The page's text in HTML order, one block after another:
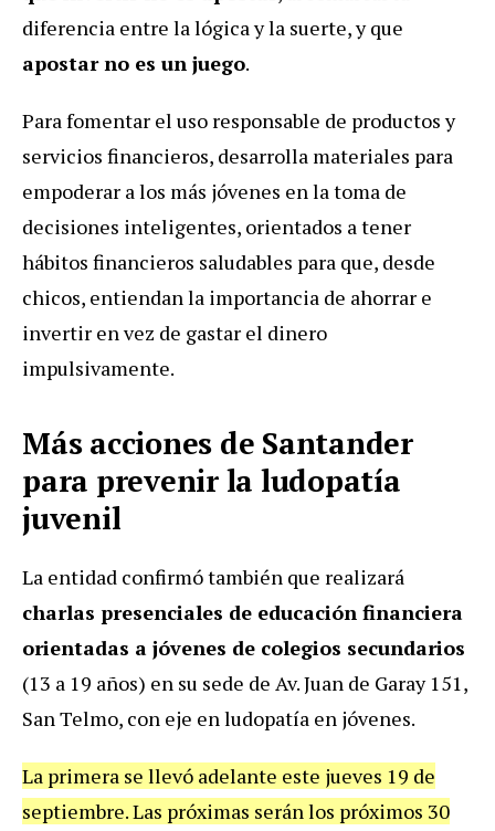
diferencia entre la lógica y la suerte, y que
apostar no es un juego.
Para fomentar el uso responsable de productos y
servicios financieros, desarrolla materiales para
empoderar a los más jóvenes en la toma de
decisiones inteligentes, orientados a tener
hábitos financieros saludables para que, desde
chicos, entiendan la importancia de ahorrar e
invertir en vez de gastar el dinero
impulsivamente.
Más acciones de Santander
para prevenir la ludopatía
juvenil
La entidad confirmó también que realizará
charlas presenciales de educación financiera
orientadas a jóvenes de colegios secundarios
(13 a 19 años) en su sede de Av. Juan de Garay 151,
San Telmo, con eje enludopatía en jóvenes.
La primera se llevó adelante este jueves 19 de
septiembre. Las próximas serán los próximos 30